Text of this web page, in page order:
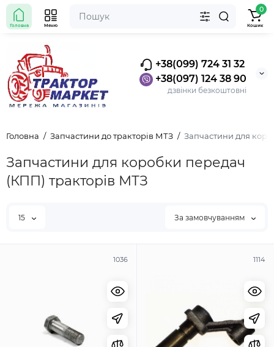
+38(099) 724 31 32
+38(097) 124 38 90
дзвінки безкоштовні
Головна Меню
0
Кошик
Головна Запчастини до тракторів МТЗ Запчастини для
Запчастини для коробки передач
(КПП) тракторів МТЗ
15 За замовчуванням
1036 1114